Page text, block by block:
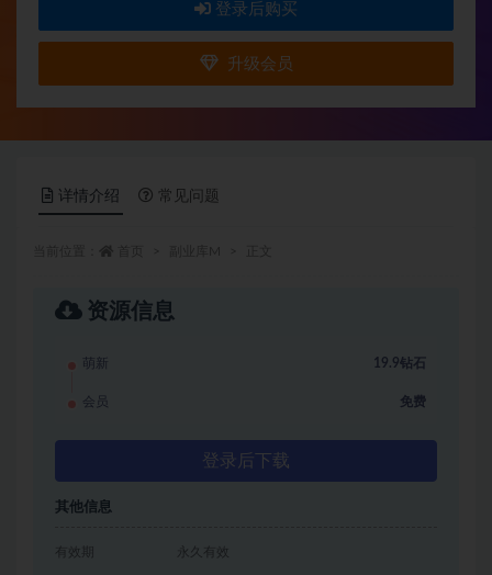
登录后购买
升级会员
详情介绍 常见问题
资源信息
萌新 19.9钻石
会员 免费
登录后下载
其他信息
有效期 永久有效